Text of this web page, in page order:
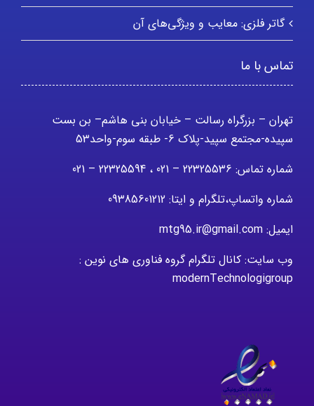
گاتر فلزی: معایب و ویژگی‌های آن
تماس با ما
تهران – بزرگراه رسالت – خیابان بنی هاشم– بن بست
سپیده-مجتمع سپید-پلاک 6- طبقه سوم-واحد53
شماره تماس: 22325536 – 021 ، 22325594 – 021
شماره واتساپ،تلگرام و ایتا: 09385601212
ایمیل: mtg95.ir@gmail.com
وب سایت: کانال تلگرام گروه فناوری های نوین :
modernTechnologigroup